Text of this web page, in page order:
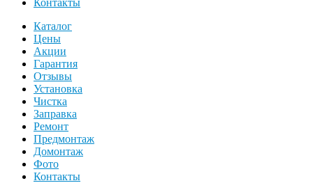
Контакты
Каталог
Цены
Акции
Гарантия
Отзывы
Установка
Чистка
Заправка
Ремонт
Предмонтаж
Домонтаж
Фото
Контакты